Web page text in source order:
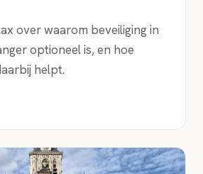
over waarom beveiliging in
optioneel is, en hoe
helpt.